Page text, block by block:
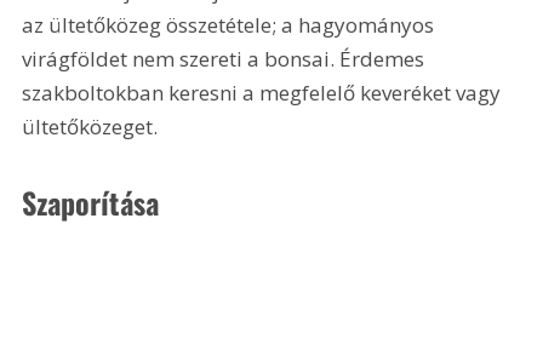
az ültetőközeg összetétele; a hagyományos
virágföldet nem szereti a bonsai. Érdemes
szakboltokban keresni a megfelelő keveréket vagy
ültetőközeget.
Szaporítása